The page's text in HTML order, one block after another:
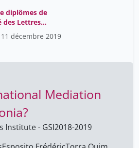
diplômes de
des Lettres
décembre 2019
Mediation
Institute - GSI2018-2019